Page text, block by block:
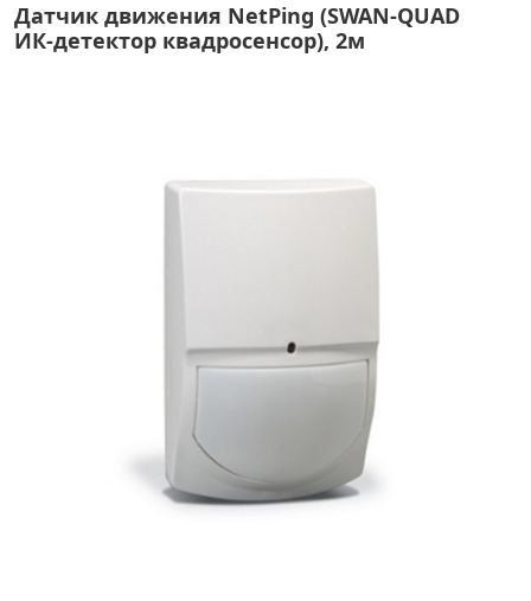
Датчик движения NetPing (SWAN-QUAD
ИК-детектор квадросенсор), 2м